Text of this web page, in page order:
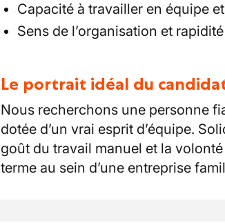
Capacité à travailler en équipe
Sens de l’organisation et
Le portrait idéal du
Nous recherchons une personne
dotée d’un vrai esprit d’équipe.
goût du travail manuel et la
terme au sein d’une entreprise